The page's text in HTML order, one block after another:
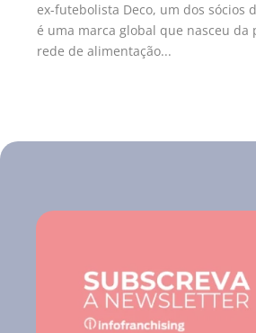
ex-futebolista Deco, um dos sócios
é uma marca global que nasceu
rede de alimentação...